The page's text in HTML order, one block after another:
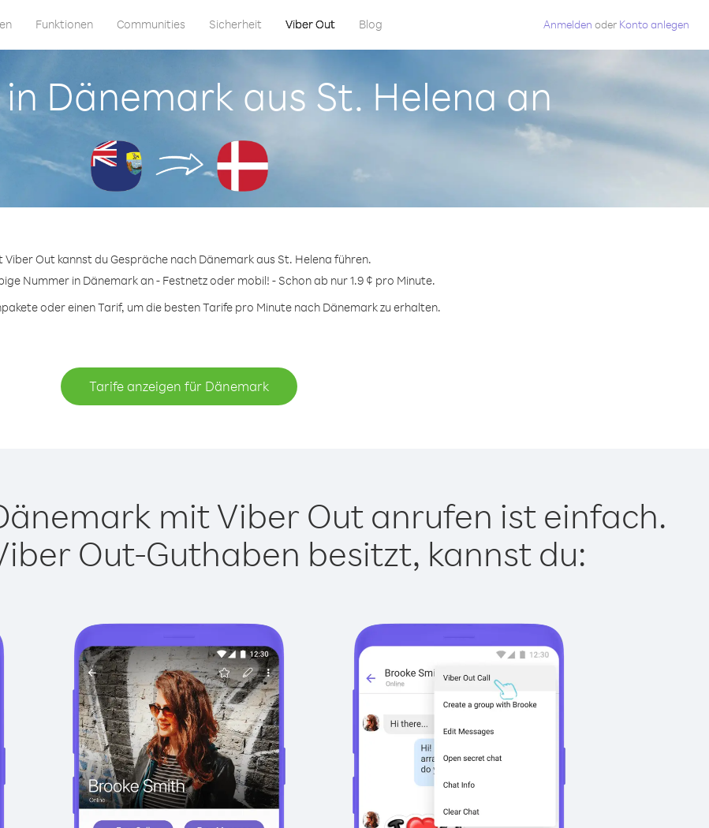
Funktionen Communities Sicherheit Viber Out Blog Anmelden oder Konto anlegen
Dänemark aus St. Helena an
Viber Out kannst du Gespräche nach Dänemark aus St. Helena führen.
Nummer in Dänemark an - Festnetz oder mobil! - Schon ab nur 1.9 ¢ pro Minute.
oder einen Tarif, um die besten Tarife pro Minute nach Dänemark zu erhalten.
Tarife anzeigen für Dänemark
mit Viber Out anrufen ist einfach.
Out-Guthaben besitzt, kannst du: